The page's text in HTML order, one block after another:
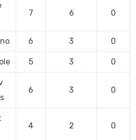
7 6 0
6 3 0
5 3 0
6 3 0
4 2 0